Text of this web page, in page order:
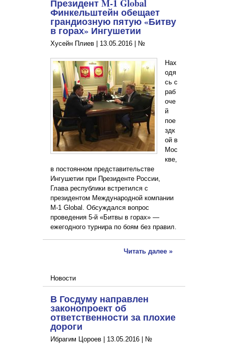
Президент M-1 Global
Финкельштейн обещает
грандиозную пятую «Битву
в горах» Ингушетии
Хусейн Плиев | 13.05.2016 №
Нах
одя
сь с
раб
оче
й
пое
здк
ой в
Мос
кве,
в постоянном представительстве
Ингушетии при Президенте России,
Глава республики встретился с
президентом Международной компании
M-1 Global. Обсуждался вопрос
проведения 5-й «Битвы в горах» —
ежегодного турнира по боям без правил.
Читать далее »
Новости
В Госдуму направлен
законопроект об
ответственности за плохие
дороги
Ибрагим Цороев | 13.05.2016 №